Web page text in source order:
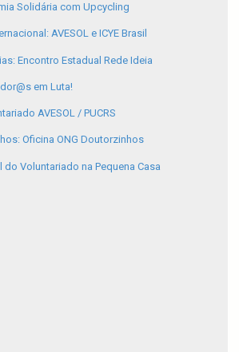
Solidária com Upcycling
AVESOL e ICYE Brasil
Encontro Estadual Rede Ideia
em Luta!
AVESOL / PUCRS
Oficina ONG Doutorzinhos
do Voluntariado na Pequena Casa